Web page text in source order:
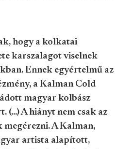
hogy a kolkatai
karszalagot viselnek
Ennek egyértelmű az
a Kalman Cold
magyar kolbász
(...) A hiányt nem csak az
A Kalman,
artista alapított,